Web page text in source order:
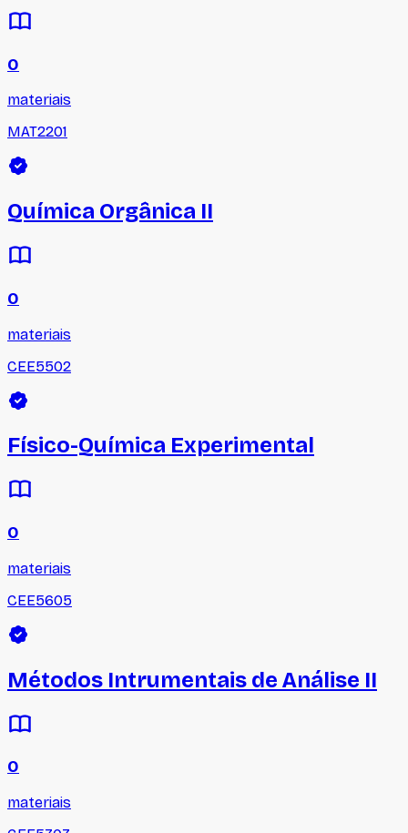
0
materiais
MAT2201
Química Orgânica II
0
materiais
CEE5502
Físico-Química Experimental
0
materiais
CEE5605
Métodos Intrumentais de Análise II
0
materiais